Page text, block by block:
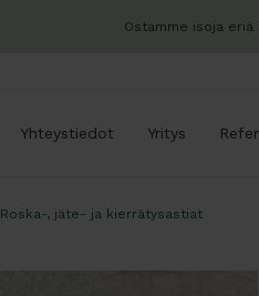
Ostamme isoja
Yhteystiedot Yritys
Roska-, jäte- ja kierrätysastiat